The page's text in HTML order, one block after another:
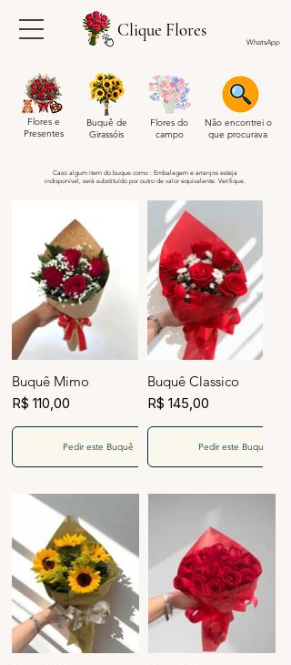
WhatsApp
Flores e
Presentes
Buquê de
Girassóis
Flores do
campo
Não encontrei o
que procurava
Clique Flores
Caso algum item do buque como : Embalagem e arranjos esteja
indisponível, será substituído por outro de valor equivalente. Verifique.
Buquê Mimo
R$ 110,00
Pedir este Buquê
Buquê Classico
R$ 145,00
Pedir este Buquê